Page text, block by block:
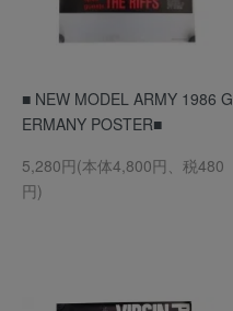
■ NEW MODEL ARMY 1986 G
ERMANY POSTER■
5,280円(本体4,800円、税480
円)